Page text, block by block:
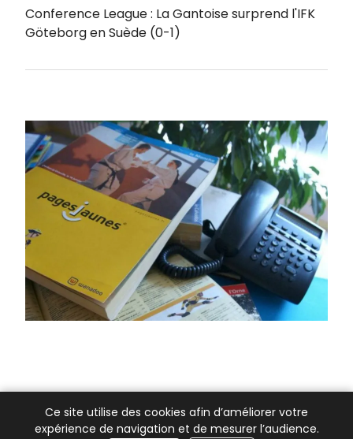
Conference League : La Gantoise surprend l'IFK
Göteborg en Suède (0-1)
Ce site utilise des cookies afin d’améliorer votre
expérience de navigation et de mesurer l’audience.